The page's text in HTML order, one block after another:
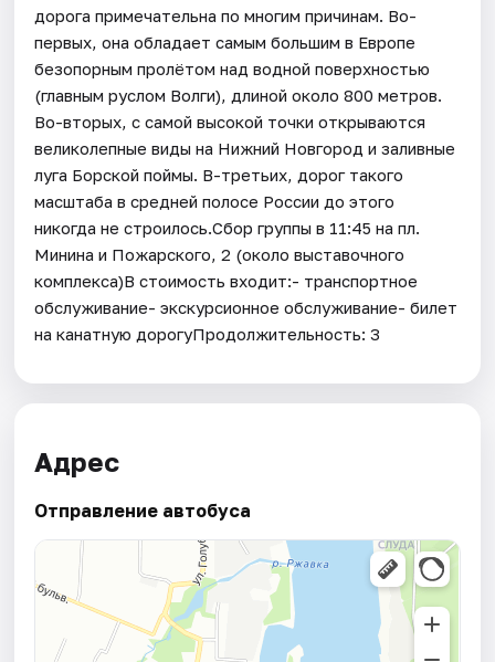
дорога примечательна по многим причинам. Во-
первых, она обладает самым большим в Европе
безопорным пролётом над водной поверхностью
(главным руслом Волги), длиной около 800 метров.
Во-вторых, с самой высокой точки открываются
великолепные виды на Нижний Новгород и заливные
луга Борской поймы. В-третьих, дорог такого
масштаба в средней полосе России до этого
никогда не строилось.Сбор группы в 11:45 на пл.
Минина и Пожарского, 2 (около выставочного
комплекса)В стоимость входит:- транспортное
обслуживание- экскурсионное обслуживание- билет
на канатную дорогуПродолжительность: 3
Адрес
Отправление автобуса